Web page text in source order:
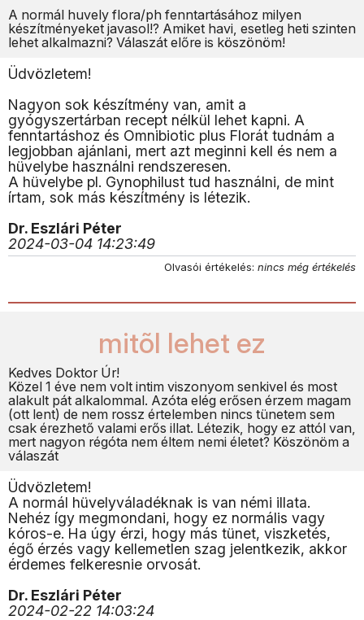
A normál huvely flora/ph fenntartásához milyen
készítményeket javasol!? Amiket havi, esetleg heti szinten
lehet alkalmazni? Válaszát előre is köszönöm!
Üdvözletem!
Nagyon sok készítmény van, amit a
gyógyszertárban recept nélkül lehet kapni. A
fenntartáshoz és Omnibiotic plus Florát tudnám a
legjobban ajánlani, mert azt meginni kell és nem a
hüvelybe használni rendszeresen.
A hüvelybe pl. Gynophilust tud használni, de mint
írtam, sok más készítmény is létezik.
Dr. Eszlári Péter
2024-03-04 14:23:49
Olvasói értékelés: nincs még értékelés
mitõl lehet ez
Kedves Doktor Úr!
Közel 1 éve nem volt intim viszonyom senkivel és most
alakult pát alkalommal. Azóta elég erősen érzem magam
(ott lent) de nem rossz értelemben nincs tünetem sem
csak érezhető valami erős illat. Létezik, hogy ez attól van,
mert nagyon régóta nem éltem nemi életet? Köszönöm a
válaszát
Üdvözletem!
A normál hüvelyváladéknak is van némi illata.
Nehéz így megmondani, hogy ez normális vagy
kóros-e. Ha úgy érzi, hogy más tünet, viszketés,
égő érzés vagy kellemetlen szag jelentkezik, akkor
érdemes felkeresnie orvosát.
Dr. Eszlári Péter
2024-02-22 14:03:24